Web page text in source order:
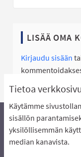
Tietoa
Käytämme
sisällön
yksilöllisemmän
median kanavista.
LISÄÄ OMA
Kirjaudu sisään
Äänestyksen
Näin äänestät